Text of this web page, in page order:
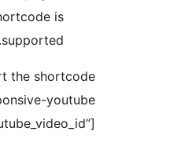
Multiple shortcode is
Insert the shortcode
[responsive-youtube
id=”youtube_video_id”].